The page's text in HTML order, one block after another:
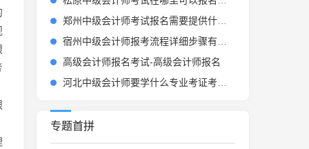
郑州中级会计师考试报名需要提供什么材料-郑州中级会计报名材料
宿州中级会计师报考流程详细步骤有哪些-宿州中级会计师报考步骤
高级会计师报名考试-高级会计师报名
河北中级会计师要学什么专业考证考几门-河北中级会计师考专业课和实务
专题首拼